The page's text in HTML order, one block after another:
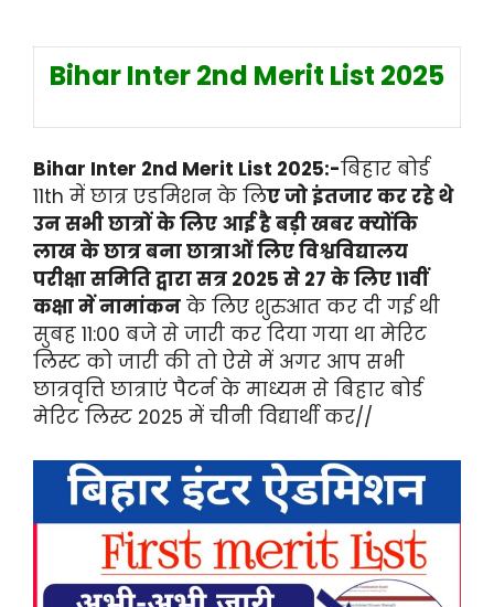
Bihar Inter 2nd Merit List 2025
Bihar Inter 2nd Merit List 2025:-बिहार बोर्ड
11th में छात्र एडमिशन के लिए जो इंतजार कर रहे थे
उन सभी छात्रों के लिए आई है बड़ी खबर क्योंकि
लाख के छात्र बना छात्राओं लिए विश्वविद्यालय
परीक्षा समिति द्वारा सत्र 2025 से 27 के लिए 11वीं
कक्षा में नामांकन के लिए शुरुआत कर दी गई थी
सुबह 11:00 बजे से जारी कर दिया गया था मेरिट
लिस्ट को जारी की तो ऐसे में अगर आप सभी
छात्रवृत्ति छात्राएं पैटर्न के माध्यम से बिहार बोर्ड
मेरिट लिस्ट 2025 में चीनी विद्यार्थी कर//